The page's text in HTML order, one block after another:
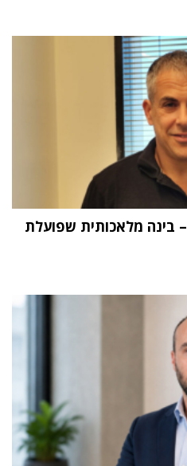
"העתיד הוא Physical AI – בינה מלאכותית שפועלת